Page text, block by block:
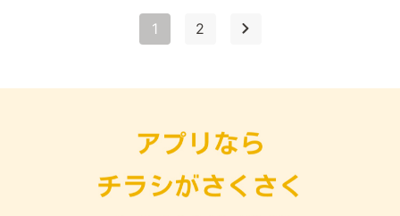
1 2